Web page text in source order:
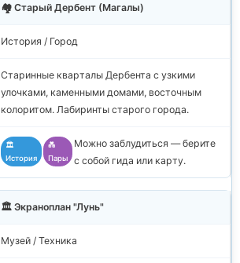
🏘️ Старый Дербент (Магалы)
История / Город
Старинные кварталы Дербента с узкими
улочками, каменными домами, восточным
колоритом. Лабиринты старого города.
🏛️
История
💑
Пары
Можно заблудиться — берите
с собой гида или карту.
🏛️ Экраноплан "Лунь"
Музей / Техника